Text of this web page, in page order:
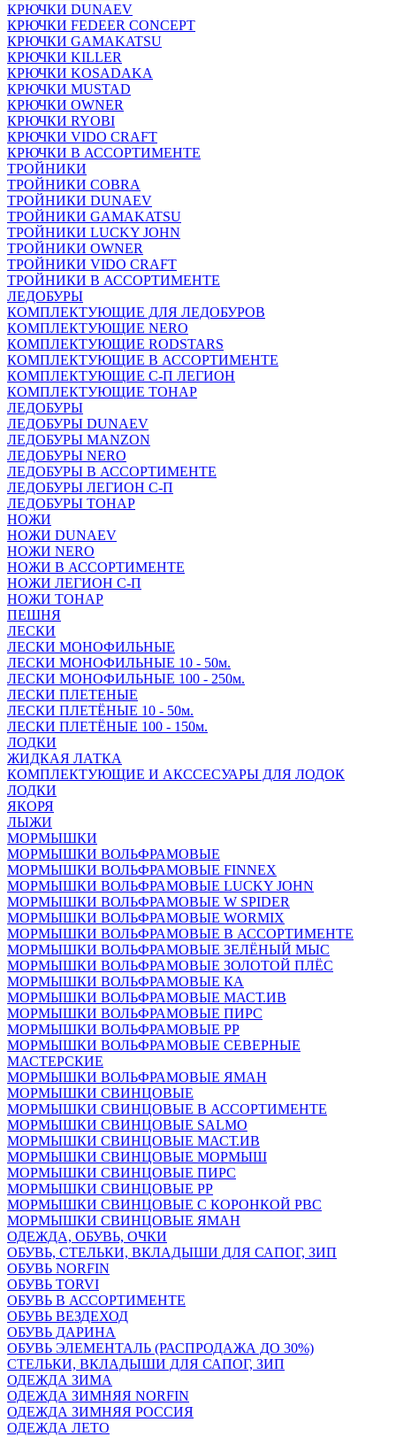
КРЮЧКИ DUNAEV
КРЮЧКИ FEDEER CONCEPT
КРЮЧКИ GAMAKATSU
КРЮЧКИ KILLER
КРЮЧКИ KOSADAKA
КРЮЧКИ MUSTAD
КРЮЧКИ OWNER
КРЮЧКИ RYOBI
КРЮЧКИ VIDO CRAFT
КРЮЧКИ В АССОРТИМЕНТЕ
ТРОЙНИКИ
ТРОЙНИКИ COBRA
ТРОЙНИКИ DUNAEV
ТРОЙНИКИ GAMAKATSU
ТРОЙНИКИ LUCKY JOHN
ТРОЙНИКИ OWNER
ТРОЙНИКИ VIDO CRAFT
ТРОЙНИКИ В АССОРТИМЕНТЕ
ЛЕДОБУРЫ
КОМПЛЕКТУЮЩИЕ ДЛЯ ЛЕДОБУРОВ
КОМПЛЕКТУЮЩИЕ NERO
КОМПЛЕКТУЮЩИЕ RODSTARS
КОМПЛЕКТУЮЩИЕ В АССОРТИМЕНТЕ
КОМПЛЕКТУЮЩИЕ С-П ЛЕГИОН
КОМПЛЕКТУЮЩИЕ ТОНАР
ЛЕДОБУРЫ
ЛЕДОБУРЫ DUNAEV
ЛЕДОБУРЫ MANZON
ЛЕДОБУРЫ NERO
ЛЕДОБУРЫ В АССОРТИМЕНТЕ
ЛЕДОБУРЫ ЛЕГИОН С-П
ЛЕДОБУРЫ ТОНАР
НОЖИ
НОЖИ DUNAEV
НОЖИ NERO
НОЖИ В АССОРТИМЕНТЕ
НОЖИ ЛЕГИОН С-П
НОЖИ ТОНАР
ПЕШНЯ
ЛЕСКИ
ЛЕСКИ МОНОФИЛЬНЫЕ
ЛЕСКИ МОНОФИЛЬНЫЕ 10 - 50м.
ЛЕСКИ МОНОФИЛЬНЫЕ 100 - 250м.
ЛЕСКИ ПЛЕТЕНЫЕ
ЛЕСКИ ПЛЕТЁНЫЕ 10 - 50м.
ЛЕСКИ ПЛЕТЁНЫЕ 100 - 150м.
ЛОДКИ
ЖИДКАЯ ЛАТКА
КОМПЛЕКТУЮЩИЕ И АКССЕСУАРЫ ДЛЯ ЛОДОК
ЛОДКИ
ЯКОРЯ
ЛЫЖИ
МОРМЫШКИ
МОРМЫШКИ ВОЛЬФРАМОВЫЕ
МОРМЫШКИ ВОЛЬФРАМОВЫЕ FINNEX
МОРМЫШКИ ВОЛЬФРАМОВЫЕ LUCKY JOHN
МОРМЫШКИ ВОЛЬФРАМОВЫЕ W SPIDER
МОРМЫШКИ ВОЛЬФРАМОВЫЕ WORMIX
МОРМЫШКИ ВОЛЬФРАМОВЫЕ В АССОРТИМЕНТЕ
МОРМЫШКИ ВОЛЬФРАМОВЫЕ ЗЕЛЁНЫЙ МЫС
МОРМЫШКИ ВОЛЬФРАМОВЫЕ ЗОЛОТОЙ ПЛЁС
МОРМЫШКИ ВОЛЬФРАМОВЫЕ КА
МОРМЫШКИ ВОЛЬФРАМОВЫЕ МАСТ.ИВ
МОРМЫШКИ ВОЛЬФРАМОВЫЕ ПИРС
МОРМЫШКИ ВОЛЬФРАМОВЫЕ РР
МОРМЫШКИ ВОЛЬФРАМОВЫЕ СЕВЕРНЫЕ
МАСТЕРСКИЕ
МОРМЫШКИ ВОЛЬФРАМОВЫЕ ЯМАН
МОРМЫШКИ СВИНЦОВЫЕ
МОРМЫШКИ СВИНЦОВЫЕ В АССОРТИМЕНТЕ
МОРМЫШКИ СВИНЦОВЫЕ SALMO
МОРМЫШКИ СВИНЦОВЫЕ МАСТ.ИВ
МОРМЫШКИ СВИНЦОВЫЕ МОРМЫШ
МОРМЫШКИ СВИНЦОВЫЕ ПИРС
МОРМЫШКИ СВИНЦОВЫЕ РР
МОРМЫШКИ СВИНЦОВЫЕ С КОРОНКОЙ РВС
МОРМЫШКИ СВИНЦОВЫЕ ЯМАН
ОДЕЖДА, ОБУВЬ, ОЧКИ
ОБУВЬ, СТЕЛЬКИ, ВКЛАДЫШИ ДЛЯ САПОГ, ЗИП
ОБУВЬ NORFIN
ОБУВЬ TORVI
ОБУВЬ В АССОРТИМЕНТЕ
ОБУВЬ ВЕЗДЕХОД
ОБУВЬ ДАРИНА
ОБУВЬ ЭЛЕМЕНТАЛЬ (РАСПРОДАЖА ДО 30%)
СТЕЛЬКИ, ВКЛАДЫШИ ДЛЯ САПОГ, ЗИП
ОДЕЖДА ЗИМА
ОДЕЖДА ЗИМНЯЯ NORFIN
ОДЕЖДА ЗИМНЯЯ РОССИЯ
ОДЕЖДА ЛЕТО